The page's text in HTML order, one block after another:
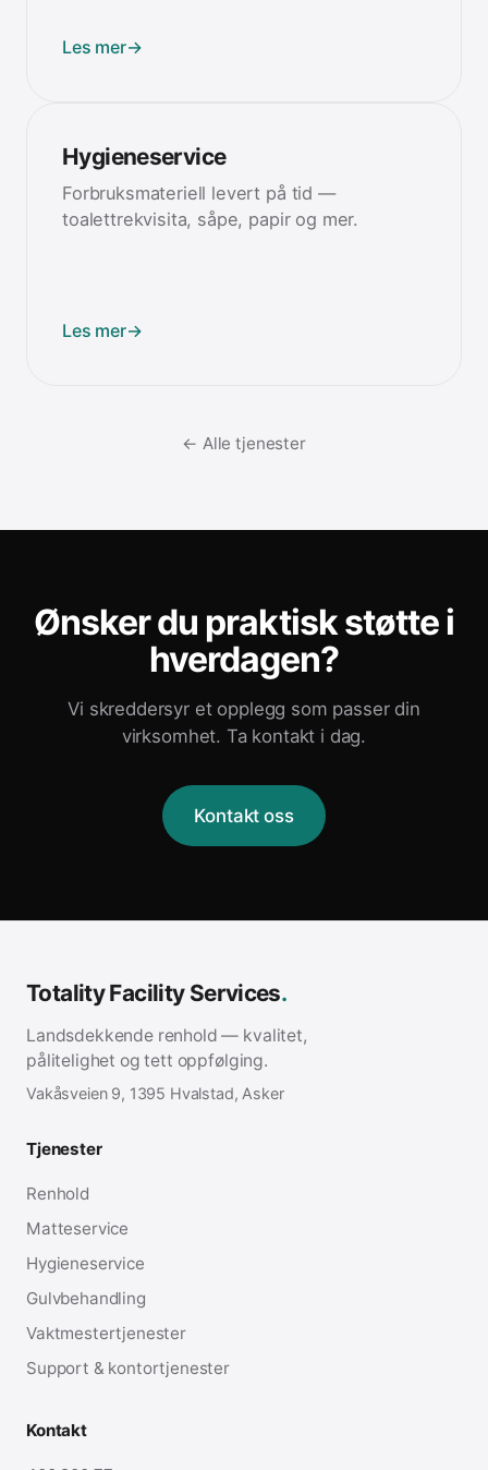
Les mer→
Hygieneservice
Forbruksmateriell levert på tid —
toalettrekvisita, såpe, papir og mer.
Les mer→
← Alle tjenester
Ønsker du praktisk støtte i
hverdagen?
Vi skreddersyr et opplegg som passer din
virksomhet. Ta kontakt i dag.
Kontakt oss
Totality Facility Services.
Landsdekkende renhold — kvalitet,
pålitelighet og tett oppfølging.
Vakåsveien 9, 1395 Hvalstad, Asker
Tjenester
Renhold
Matteservice
Hygieneservice
Gulvbehandling
Vaktmestertjenester
Support & kontortjenester
Kontakt